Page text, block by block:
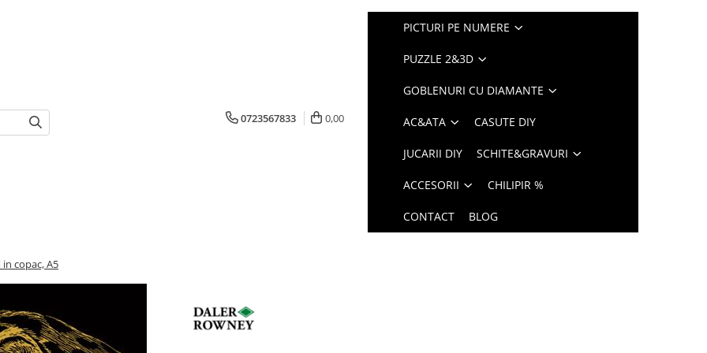
0723567833 0,00
PICTURI PE NUMERE
PUZZLE 2&3D
GOBLENURI CU DIAMANTE
AC&ATA CASUTE DIY
JUCARII DIY SCHITE&GRAVURI
ACCESORII CHILIPIR %
CONTACT BLOG
copac, A5